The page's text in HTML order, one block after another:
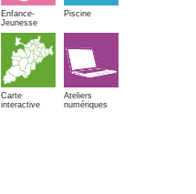
Enfance-
Jeunesse
Piscine
Carte
interactive
Ateliers
numériques